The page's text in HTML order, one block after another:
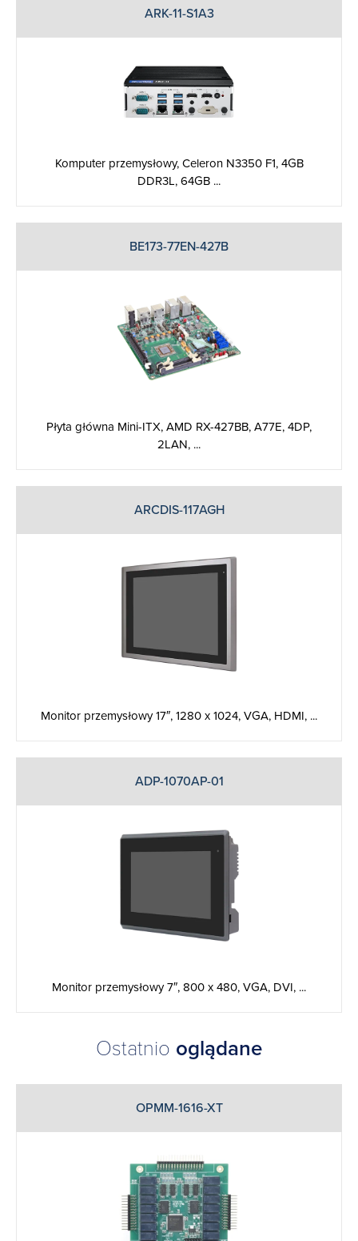
ARK-11-S1A3
Komputer przemysłowy, Celeron N3350 F1, 4GB
DDR3L, 64GB ...
BE173-77EN-427B
Płyta główna Mini-ITX, AMD RX-427BB, A77E, 4DP,
2LAN, ...
ARCDIS-117AGH
Monitor przemysłowy 17″, 1280 x 1024, VGA, HDMI, ...
ADP-1070AP-01
Monitor przemysłowy 7″, 800 x 480, VGA, DVI, ...
Ostatnio oglądane
OPMM-1616-XT